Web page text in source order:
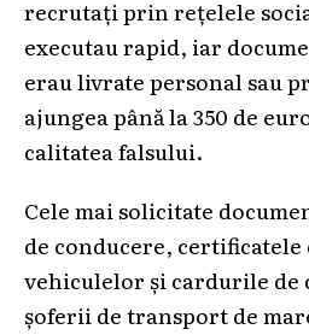
recrutați prin rețelele
executau rapid, iar
erau livrate personal sau
ajungea până la 350 de
calitatea falsului.
Cele mai solicitate
de conducere,
vehiculelor și cardurile de
șoferii de transport de